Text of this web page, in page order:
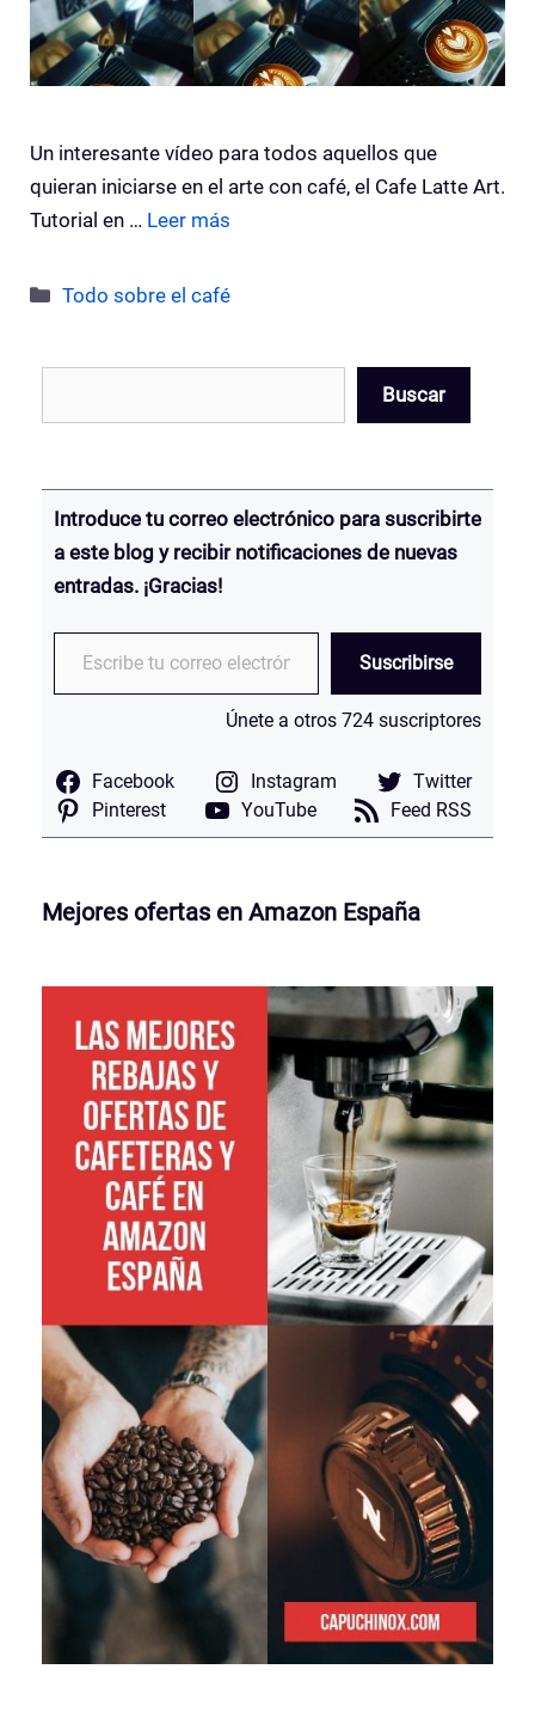
Un interesante vídeo para todos aquellos que
quieran iniciarse en el arte con café, el Cafe Latte Art.
Tutorial en … Leer más
Categorías
Todo sobre el café
Buscar
Introduce tu correo electrónico para suscribirte
a este blog y recibir notificaciones de nuevas
entradas. ¡Gracias!
Escribe tu correo electrónico…
Suscribirse
Únete a otros 724 suscriptores
Facebook Instagram
Twitter
Pinterest
YouTube Feed RSS
Mejores ofertas en Amazon España